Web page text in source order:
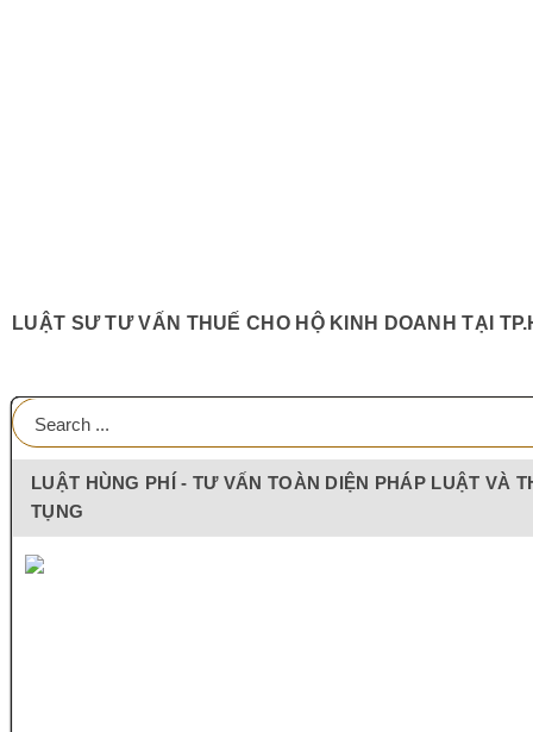
LUẬT SƯ TƯ VẤN THUẾ CHO HỘ KINH DOANH TẠI
LUẬT HÙNG PHÍ - TƯ VẤN TOÀN DIỆN PHÁP LUẬT VÀ
TỤNG